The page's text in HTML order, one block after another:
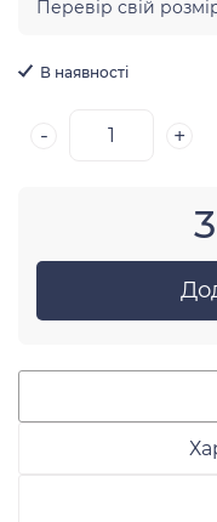
Перевір свій
В наявності
- +